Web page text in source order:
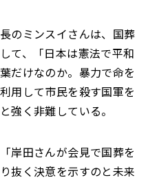
のミンスイさんは、国葬
て、「日本は憲法で平和
だけなのか。暴力で命を
用して市民を殺す国軍を
強く非難している。
岸田さんが会見で国葬を
抜く決意を示すのと未来